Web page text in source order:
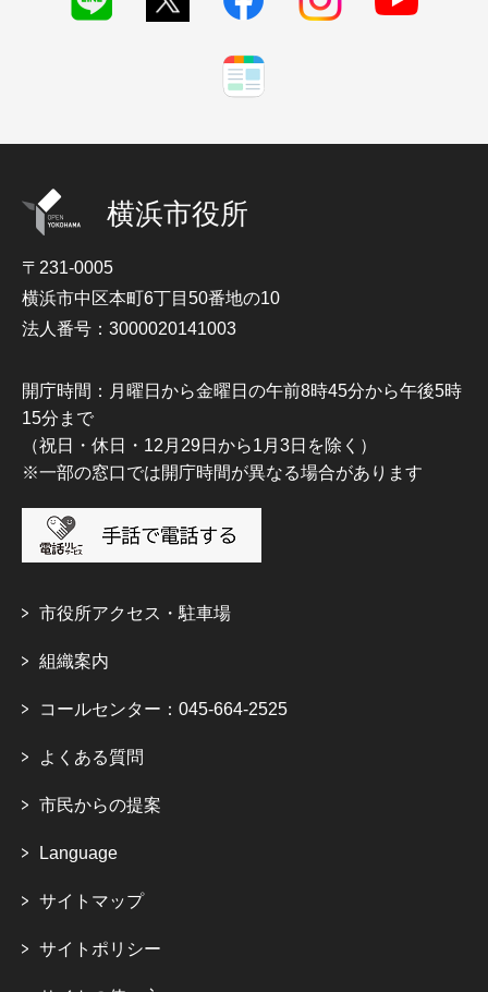
横浜市役所
〒231-0005
横浜市中区本町6丁目50番地の10
法人番号：3000020141003
開庁時間：月曜日から金曜日の午前8時45分から午後5時
15分まで
（祝日・休日・12月29日から1月3日を除く）
※一部の窓口では開庁時間が異なる場合があります
市役所アクセス・駐車場
組織案内
コールセンター：045-664-2525
よくある質問
市民からの提案
Language
サイトマップ
サイトポリシー